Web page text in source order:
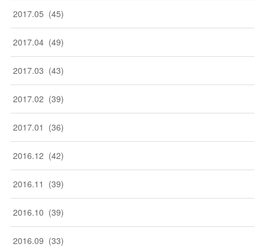
2017.05 (45)
2017.04 (49)
2017.03 (43)
2017.02 (39)
2017.01 (36)
2016.12 (42)
2016.11 (39)
2016.10 (39)
2016.09 (33)